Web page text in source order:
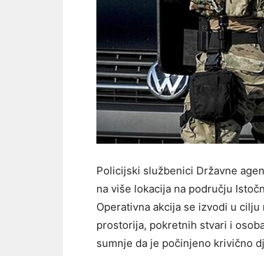
Policijski službenici Državne
na više lokacija na području
Operativna akcija se izvodi u
prostorija, pokretnih stvari i
sumnje da je počinjeno krivično